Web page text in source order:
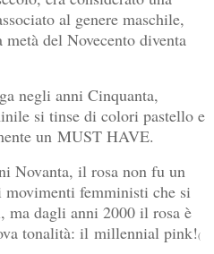
al genere maschile,
del Novecento diventa
negli anni Cinquanta,
si tinse di colori pastello e
un MUST HAVE.
Novanta, il rosa non fu un
movimenti femministi che si
ma dagli anni 2000 il rosa è
tonalità: il millennial pink!(